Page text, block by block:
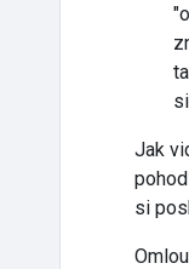
Jak
si